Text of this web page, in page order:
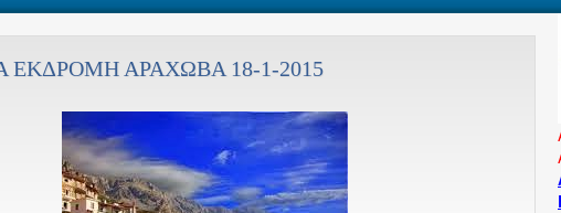
ΕΚΔΡΟΜΗ ΑΡΑΧΩΒΑ 18-1-2015